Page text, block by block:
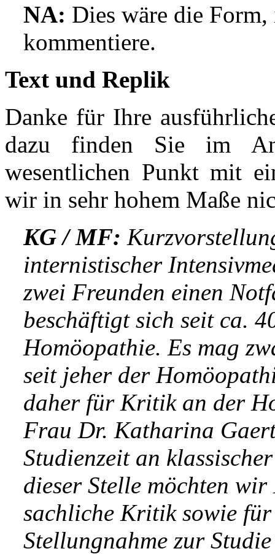
NA: Dies wäre die
kommentiere.
Text und Replik
Danke für Ihre
dazu finden Sie im
wesentlichen Punkt mit
wir in sehr hohem Maße
KG / MF:
internistischer
zwei Freunden einen
beschäftigt sich seit ca.
Homöopathie. Es mag
seit jeher der
daher für Kritik an der
Frau Dr. Katharina
Studienzeit an
dieser Stelle möchten
sachliche Kritik sowie
Stellungnahme zur